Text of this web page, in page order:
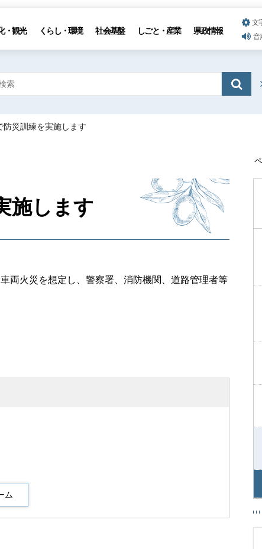
・観光 くらし・環境 社会基盤 しごと・産業 県政情報
文
音
防災訓練を実施します
施します
両火災を想定し、警察署、消防機関、道路管理者等